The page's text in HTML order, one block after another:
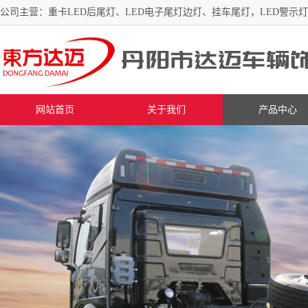
公司主营：重卡LED后尾灯、LED电子尾灯边灯、挂车尾灯，LED警示
网站首页 关于我们 产品中心